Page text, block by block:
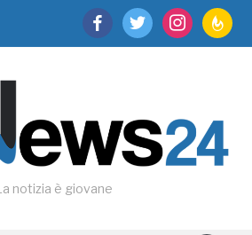
facebooktwitter instagram
notizia è giovane